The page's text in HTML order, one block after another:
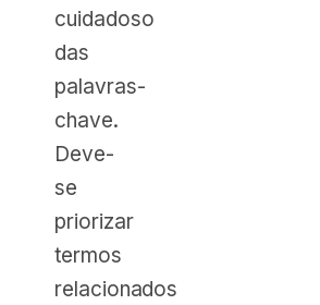
cuidadoso
das
palavras-
chave.
Deve-
se
priorizar
termos
relacionados